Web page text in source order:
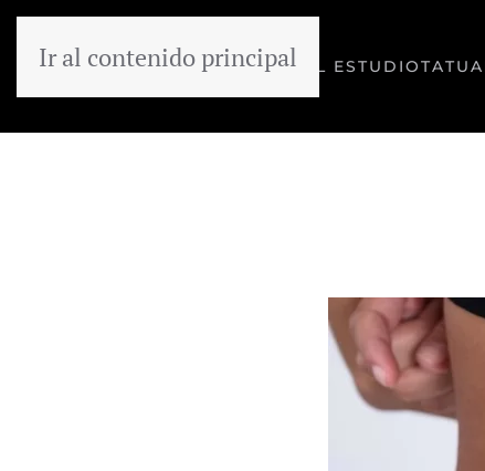
Ir al contenido principal EL ESTUDIO